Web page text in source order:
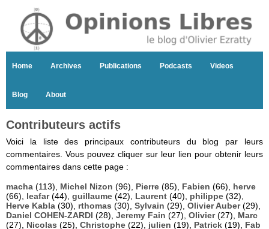
Home Archives Publications Podcasts Videos
Blog About
Contributeurs actifs
Voici la liste des principaux contributeurs du blog par leurs
commentaires. Vous pouvez cliquer sur leur lien pour obtenir leurs
commentaires dans cette page :
macha (113), Michel Nizon (96), Pierre (85), Fabien (66), herve
(66), leafar(44), guillaume (42), Laurent (40), philippe (32),
Herve Kabla (30), rthomas (30), Sylvain (29), Olivier Auber(29),
Daniel COHEN-ZARDI (28), Jeremy Fain (27), Olivier(27), Marc
(27), Nicolas (25), Christophe (22), julien (19), Patrick (19), Fab